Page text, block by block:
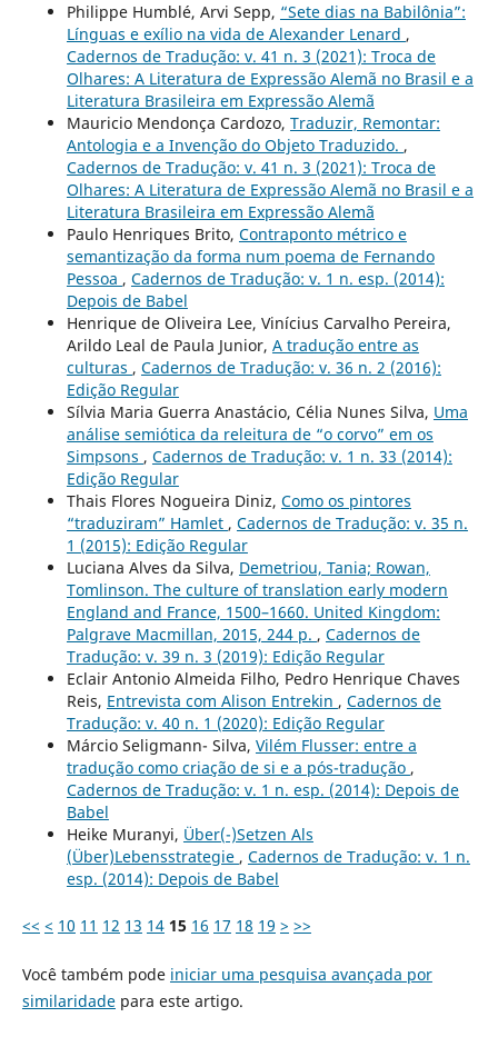
Philippe Humblé, Arvi Sepp, “Sete dias na Babilônia”:
Línguas e exílio na vida de Alexander Lenard ,
Cadernos de Tradução: v. 41 n. 3 (2021): Troca de
Olhares: A Literatura de Expressão Alemã no Brasil e a
Literatura Brasileira em Expressão Alemã
Mauricio Mendonça Cardozo, Traduzir, Remontar:
Antologia e a Invenção do Objeto Traduzido. ,
Cadernos de Tradução: v. 41 n. 3 (2021): Troca de
Olhares: A Literatura de Expressão Alemã no Brasil e a
Literatura Brasileira em Expressão Alemã
Paulo Henriques Brito, Contraponto métrico e
semantização da forma num poema de Fernando
Pessoa , Cadernos de Tradução: v. 1 n. esp. (2014):
Depois de Babel
Henrique de Oliveira Lee, Vinícius Carvalho Pereira,
Arildo Leal de Paula Junior, A tradução entre as
culturas , Cadernos de Tradução: v. 36 n. 2 (2016):
Edição Regular
Sílvia Maria Guerra Anastácio, Célia Nunes Silva, Uma
análise semiótica da releitura de “o corvo” em os
Simpsons , Cadernos de Tradução: v. 1 n. 33 (2014):
Edição Regular
Thais Flores Nogueira Diniz, Como os pintores
“traduziram” Hamlet , Cadernos de Tradução: v. 35 n.
1 (2015): Edição Regular
Luciana Alves da Silva, Demetriou, Tania; Rowan,
Tomlinson. The culture of translation early modern
England and France, 1500–1660. United Kingdom:
Palgrave Macmillan, 2015, 244 p. , Cadernos de
Tradução: v. 39 n. 3 (2019): Edição Regular
Eclair Antonio Almeida Filho, Pedro Henrique Chaves
Reis, Entrevista com Alison Entrekin , Cadernos de
Tradução: v. 40 n. 1 (2020): Edição Regular
Márcio Seligmann- Silva, Vilém Flusser: entre a
tradução como criação de si e a pós-tradução ,
Cadernos de Tradução: v. 1 n. esp. (2014): Depois de
Babel
Heike Muranyi, Über(-)Setzen Als
(Über)Lebensstrategie , Cadernos de Tradução: v. 1 n.
esp. (2014): Depois de Babel
<< < 10 11 12 13 14 15 16 17 18 19 > >>
Você também pode iniciar uma pesquisa avançada por
similaridadepara este artigo.